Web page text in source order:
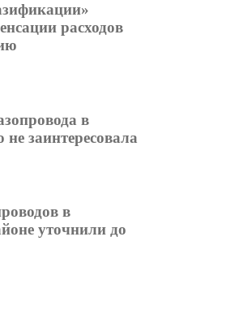
расходов
в
заинтересовала
в
уточнили до